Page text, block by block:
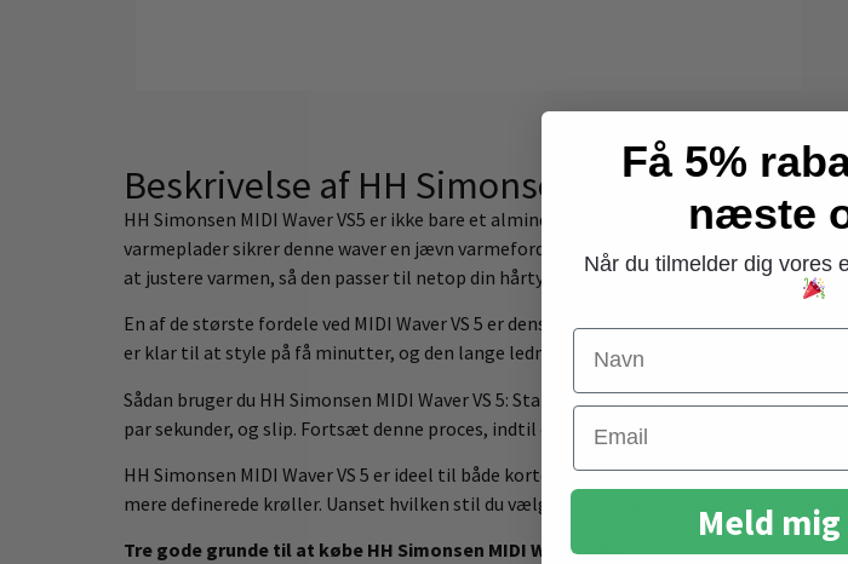
Beskrivelse af HH Simonsen MIDI Waver VS5
HH Simonsen MIDI Waver VS5 er ikke bare et almindeligt stylingværktøj; det er din
varmeplader sikrer denne waver en jævn varmefordeling, som beskytter håret mod
at justere varmen, så den passer til netop din hårtype, fra fint og sart til kraftigt og
En af de største fordele ved MIDI Waver VS 5 er dens ergonomiske design. Den er let
er klar til at style på få minutter, og den lange ledning giver dig frihed til at bevæge dig
Sådan bruger du HH Simonsen MIDI Waver VS 5: Start med at dele dit hår op i
par sekunder, og slip. Fortsæt denne proces, indtil du har bølget hele håret. For et
HH Simonsen MIDI Waver VS 5 er ideel til både korte og lange frisurer og giver dig
mere definerede krøller. Uanset hvilken stil du vælger, vil du opleve en fantastisk
Tre gode grunde til at købe HH Simonsen MIDI Waver VS5:
Få 5%
næste
Når du tilmelder dig vores
Navn
Email
Meld